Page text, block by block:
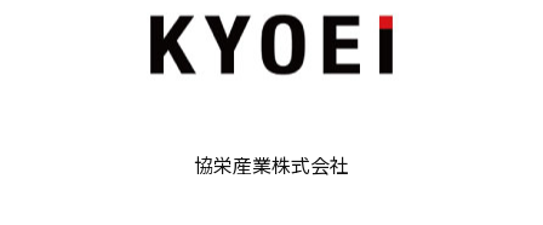
協栄産業株式会社